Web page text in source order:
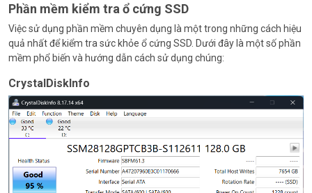
Phần mềm kiểm tra ổ cứng SSD
Việc sử dụng phần mềm chuyên dụng là một trong những cách hiệu
quả nhất để kiểm tra sức khỏe ổ cứng SSD. Dưới đây là một số phần
mềm phổ biến và hướng dẫn cách sử dụng chúng:
CrystalDiskInfo